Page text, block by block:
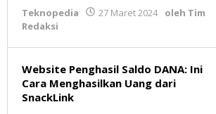
Teknopedia 27 Maret 2024 oleh Tim
Redaksi
Website Penghasil Saldo DANA: Ini
Cara Menghasilkan Uang dari
SnackLink